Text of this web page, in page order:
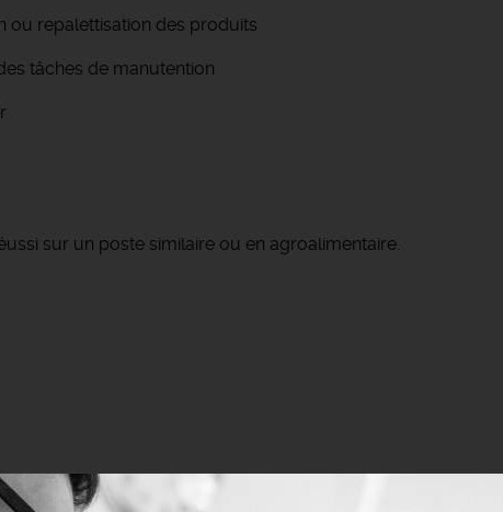
ou repalettisation des produits
tâches de manutention
sur un poste similaire ou en agroalimentaire.